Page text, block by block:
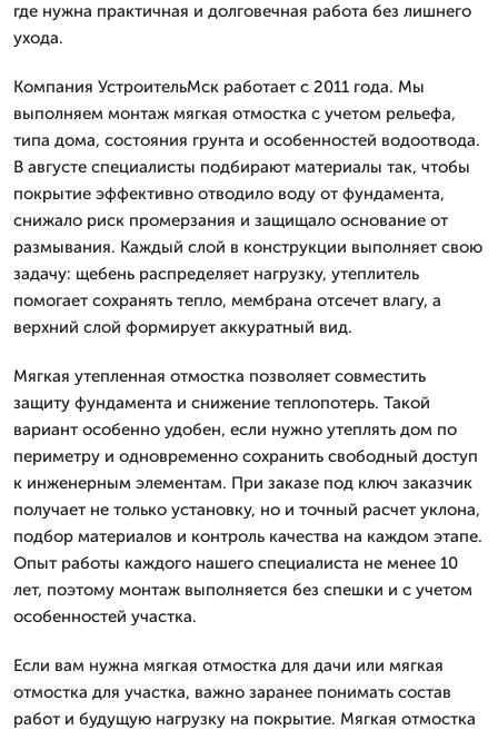
где нужна практичная и долговечная работа без лишнего
ухода.
Компания УстроительМск работает с 2011 года. Мы
выполняем монтаж мягкая отмостка с учетом рельефа,
типа дома, состояния грунта и особенностей водоотвода.
В августе специалисты подбирают материалы так, чтобы
покрытие эффективно отводило воду от фундамента,
снижало риск промерзания и защищало основание от
размывания. Каждый слой в конструкции выполняет свою
задачу: щебень распределяет нагрузку, утеплитель
помогает сохранять тепло, мембрана отсечет влагу, а
верхний слой формирует аккуратный вид.
Мягкая утепленная отмостка позволяет совместить
защиту фундамента и снижение теплопотерь. Такой
вариант особенно удобен, если нужно утеплять дом по
периметру и одновременно сохранить свободный доступ
к инженерным элементам. При заказе под ключ заказчик
получает не только установку, но и точный расчет уклона,
подбор материалов и контроль качества на каждом этапе.
Опыт работы каждого нашего специалиста не менее 10
лет, поэтому монтаж выполняется без спешки и с учетом
особенностей участка.
Если вам нужна мягкая отмостка для дачи или мягкая
отмостка для участка, важно заранее понимать состав
работ и будущую нагрузку на покрытие. Мягкая отмостка